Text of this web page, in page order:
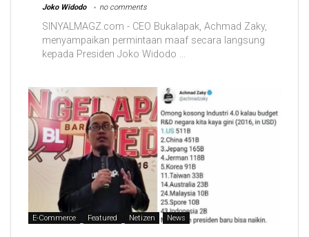
Joko Widodo no comments
SINYALMAGZ.com - CEO Bukalapak, Achmad Zaky,
menyampaikan permintaan maaf secara langsung
kepada Presiden Joko Widodo ...
E-Commerce Featured Netizen News